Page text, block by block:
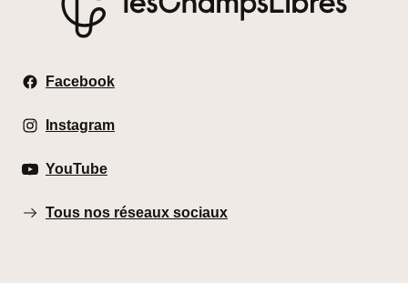
Facebook
Instagram
YouTube
Tous nos réseaux sociaux